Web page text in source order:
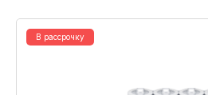
В рассрочку